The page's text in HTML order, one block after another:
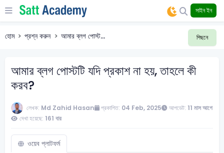
সাইন ইন
হোম প্রশ্ন করুন আমার ব্লগ পোস্ট... পিছনে
আমার ব্লগ পোস্টটি যদি প্রকাশ না হয়, তাহলে কী
করব?
লেখক: Md Zahid Hasan প্রকাশিত: 04 Feb, 2025 আপডেট: 11 মাস আগে
দেখা হয়েছে: 161 বার
ওয়েব প্লাটফর্ম